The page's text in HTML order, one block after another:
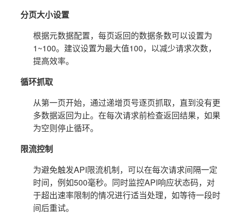
分页大小设置
根据元数据配置，每页返回的数据条数可以设置为
1~100。建议设置为最大值100，以减少请求次数，
提高效率。
循环抓取
从第一页开始，通过递增页号逐页抓取，直到没有更
多数据返回为止。在每次请求前检查返回结果，如果
为空则停止循环。
限流控制
为避免触发API限流机制，可以在每次请求间隔一定
时间，例如500毫秒。同时监控API响应状态码，对
于超出速率限制的情况进行适当处理，如等待一段时
间后重试。